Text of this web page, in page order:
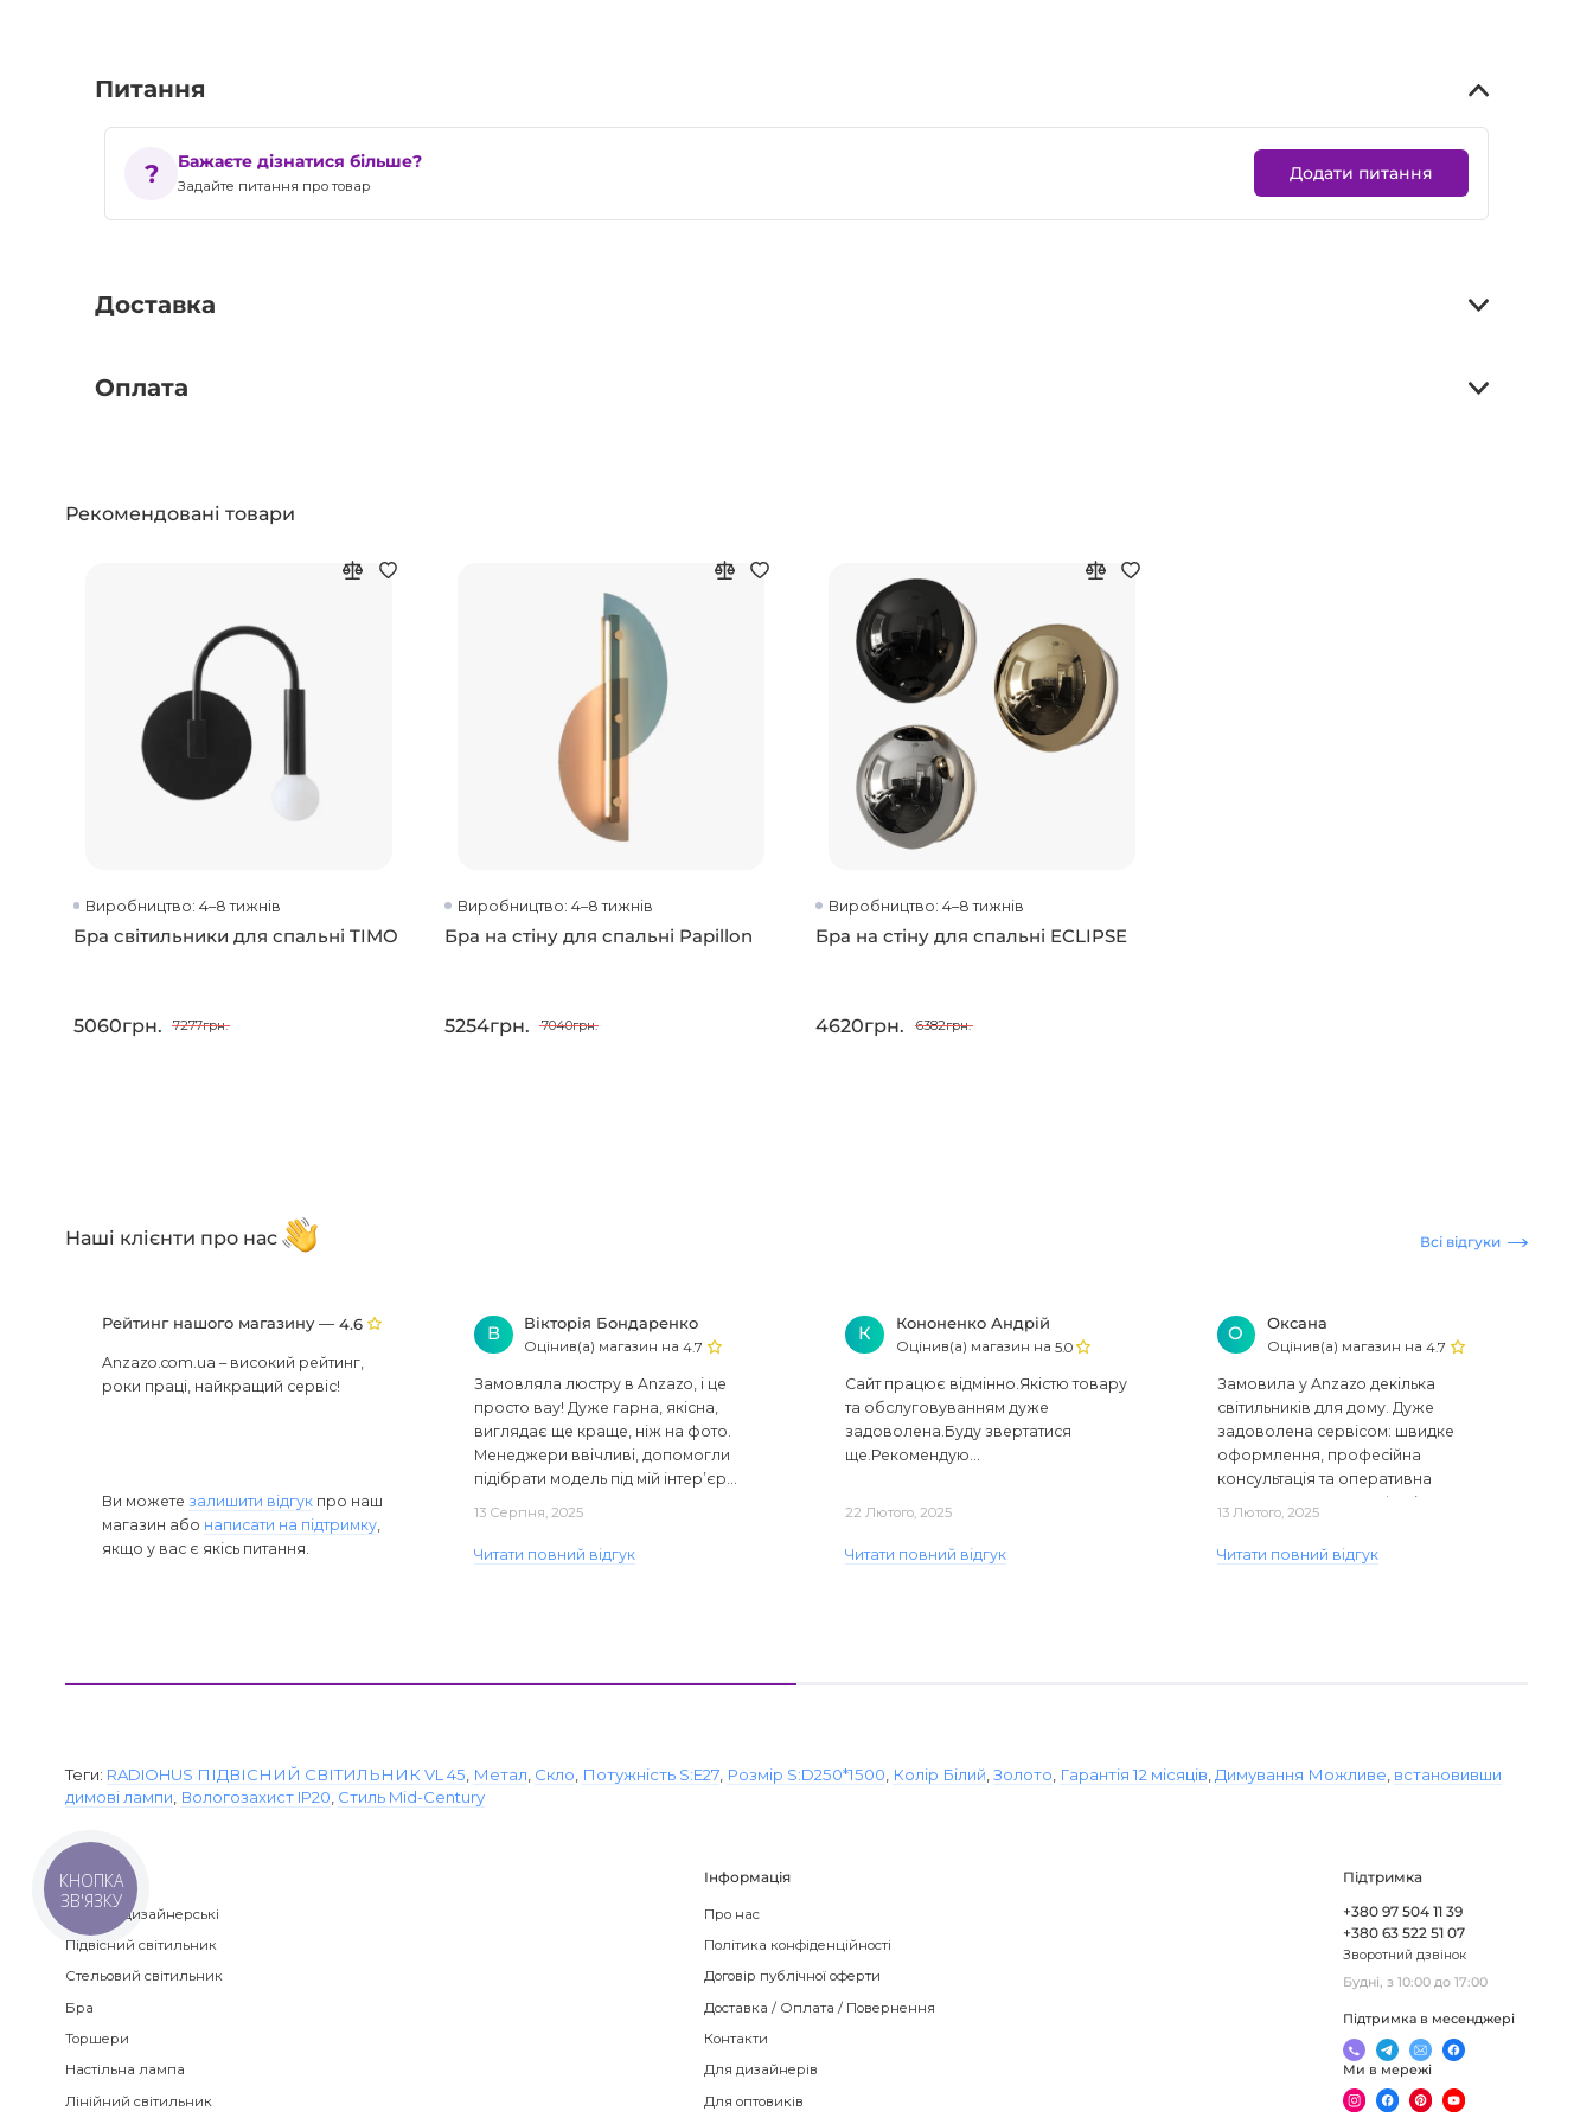
Питання
Бажаєте дізнатися більше?
Задайте питання про товар
Додати питання
Доставка
Оплата
Рекомендовані товари
Виробництво: 4–8 тижнів
Бра світильники для спальні TIMO
5060грн. 7277грн.
Виробництво: 4–8 тижнів
Бра на стіну для спальні Papillon
5254грн. 7040грн.
Виробництво: 4–8 тижнів
Бра на стіну для спальні ECLIPSE
4620грн. 6382грн.
Наші клієнти про нас Всі відгуки
Рейтинг нашого магазину —4.6
Anzazo.com.ua – високий рейтинг,
роки праці, найкращий сервіс!
Ви можете залишити відгук про наш
магазин або написати на підтримку,
якщо у вас є якісь питання.
В
Вікторія Бондаренко
Оцінив(а) магазин на4.7
Замовляла люстру в Anzazo, і це
просто вау! Дуже гарна, якісна,
виглядає ще краще, ніж на фото.
Менеджери ввічливі, допомогли
підібрати модель під мій інтер’єр...
13 Серпня, 2025
Читати повний відгук
К
Кононенко Андрій
Оцінив(а) магазин на 5.0
Сайт працює відмінно.Якістю товару
та обслуговуванням дуже
задоволена.Буду звертатися
ще.Рекомендую...
22 Лютого, 2025
Читати повний відгук
О
Оксана
Оцінив(а) магазин на4.7
Замовила у Anzazo декілька
світильників для дому. Дуже
задоволена сервісом: швидке
оформлення, професійна
консультація та оперативна
доставка. Один з плафонів, на жаль,
13 Лютого, 2025
Читати повний відгук
Теги: RADIOHUS ПІДВІСНИЙ СВІТИЛЬНИК VL 45 Метал Скло Потужність S:E27 Розмір S:D250*1500 Колір Білий ,Золото Гарантія 12 місяців Димування Можливе встановивши
димові лампи Вологозахист IP20 Стиль Mid-Century
Категорії
Люстри дизайнерські
Підвісний світильник
Стельовий світильник
Бра
Торшери
Настільна лампа
Лінійний світильник
Інформація
Про нас
Політика конфіденційності
Договір публічної оферти
Доставка / Оплата / Повернення
Контакти
Для дизайнерів
Для оптовиків
Підтримка
+380 97 504 11 39
+380 63 522 51 07
Зворотний дзвінок
Будні, з 10:00 до 17:00
Підтримка в месенджері
Ми в мережі
КНОПКА
ЗВ'ЯЗКУ